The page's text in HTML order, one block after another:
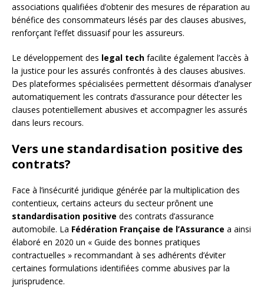
associations qualifiées d’obtenir des mesures de réparation au
bénéfice des consommateurs lésés par des clauses abusives,
renforçant l’effet dissuasif pour les assureurs.
Le développement des legal tech facilite également l’accès à
la justice pour les assurés confrontés à des clauses abusives.
Des plateformes spécialisées permettent désormais d’analyser
automatiquement les contrats d’assurance pour détecter les
clauses potentiellement abusives et accompagner les assurés
dans leurs recours.
Vers une standardisation positive des
contrats?
Face à l’insécurité juridique générée par la multiplication des
contentieux, certains acteurs du secteur prônent une
standardisation positive des contrats d’assurance
automobile. La Fédération Française de l’Assurance a ainsi
élaboré en 2020 un « Guide des bonnes pratiques
contractuelles » recommandant à ses adhérents d’éviter
certaines formulations identifiées comme abusives par la
jurisprudence.